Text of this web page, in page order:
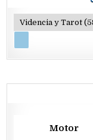
Motor